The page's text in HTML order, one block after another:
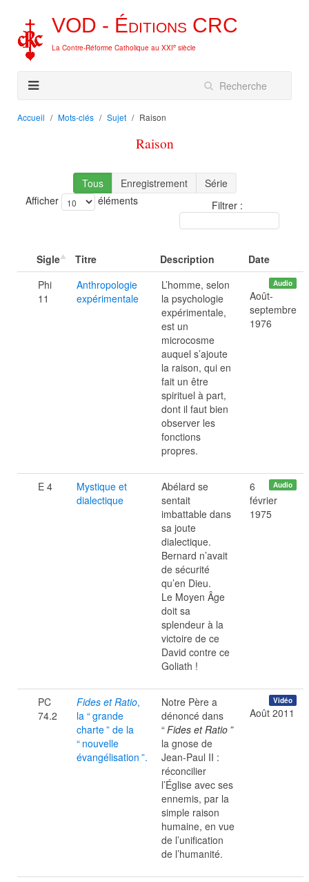
VOD - Éditions CRC
La Contre-Réforme Catholique au XXIe siècle
Accueil Mots-clés Sujet Raison
Raison
Tous Enregistrement
Série
Afficher
éléments Filtrer :
Sigle Titre Description
Date
Phi
11
Anthropologie
expérimentale
L’homme, selon
la psychologie
expérimentale,
est un
microcosme
auquel s’ajoute
la raison, qui en
fait un être
spirituel à part,
dont il faut bien
observer les
fonctions
propres.
Audio
Août-
septembre
1976
E 4
Mystique et
dialectique
Abélard se
sentait
imbattable dans
sa joute
dialectique.
Bernard n’avait
de sécurité
qu’en Dieu.
Le Moyen Âge
doit sa
splendeur à la
victoire de ce
David contre ce
Goliath !
Audio
6
février
1975
PC
74.2
Fides et Ratio,
la “grande
charte” de la
“ nouvelle
évangélisation ”.
Notre Père a
dénoncé dans
“Fides et Ratio ”
la gnose de
Jean-Paul II :
réconcilier
l’Église avec ses
ennemis, par la
simple raison
humaine, en vue
de l’unification
de l’humanité.
Vidéo
Août 2011